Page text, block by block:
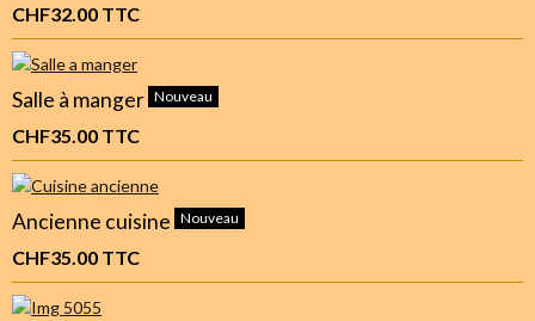
CHF32.00 TTC
Salle à manger Nouveau
CHF35.00 TTC
Ancienne cuisine Nouveau
CHF35.00 TTC